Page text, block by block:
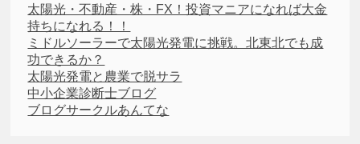
太陽光・不動産・株・FX！投資マニアになれば大金
持ちになれる！！
ミドルソーラーで太陽光発電に挑戦。北東北でも成
功できるか？
太陽光発電と農業で脱サラ
中小企業診断士ブログ
ブログサークルあんてな